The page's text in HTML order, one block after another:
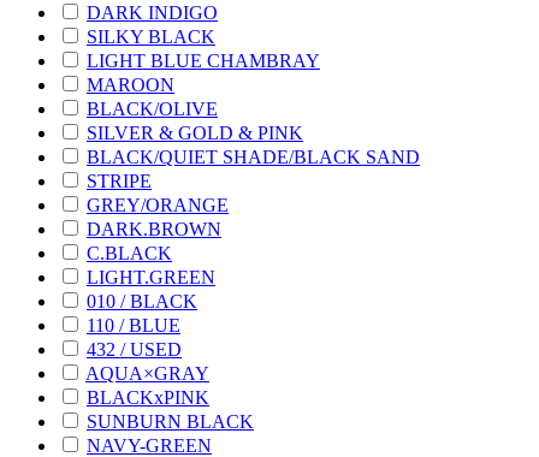
DARK INDIGO
SILKY BLACK
LIGHT BLUE CHAMBRAY
MAROON
BLACK/OLIVE
SILVER & GOLD & PINK
BLACK/QUIET SHADE/BLACK SAND
STRIPE
GREY/ORANGE
DARK.BROWN
C.BLACK
LIGHT.GREEN
010 / BLACK
110 / BLUE
432 / USED
AQUA×GRAY
BLACKxPINK
SUNBURN BLACK
NAVY-GREEN